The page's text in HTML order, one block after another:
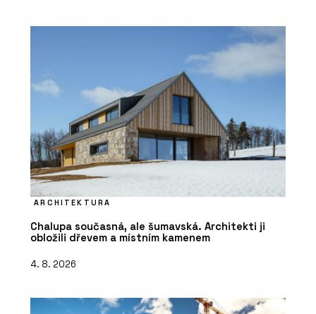
ARCHITEKTURA
Chalupa současná, ale šumavská. Architekti ji
obložili dřevem a místním kamenem
4. 8. 2026